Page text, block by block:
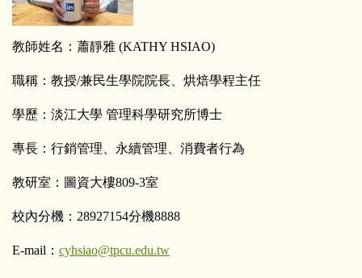
教師姓名：蕭靜雅 (KATHY HSIAO)
職稱：教授/兼民生學院院長、烘焙學程主任
學歷：淡江大學 管理科學研究所博士
專長：行銷管理、永續管理、消費者行為
教研室：圖資大樓809-3室
校內分機： 28927154分機8888
E-mail ： cyhsiao@tpcu.edu.tw